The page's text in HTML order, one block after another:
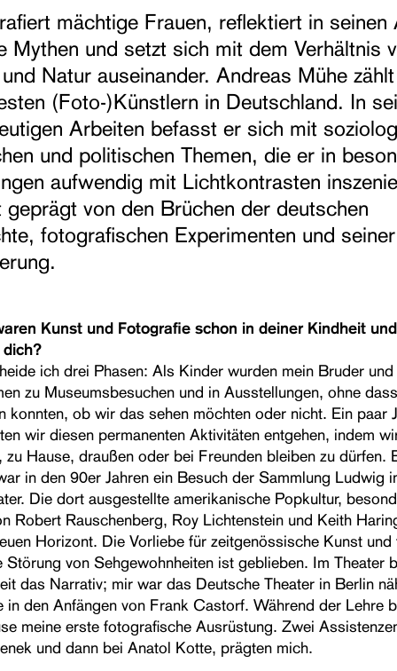
mächtige Frauen, reflektiert in seinen
Mythen und setzt sich mit dem Verhältnis
Natur auseinander. Andreas Mühe
(Foto-)Künstlern in Deutschland. In
Arbeiten befasst er sich mit
und politischen Themen, die er in
aufwendig mit Lichtkontrasten
von den Brüchen der deutschen
fotografischen Experimenten und
aren Kunst und Fotografie schon in deiner Kindheit
ich drei Phasen: Als Kinder wurden mein Bruder
zu Museumsbesuchen und in Ausstellungen, ohne
konnten, ob wir das sehen möchten oder nicht. Ein paar
wir diesen permanenten Aktivitäten entgehen, indem
zu Hause, draußen oder bei Freunden bleiben zu dürfen.
in den 90er Jahren ein Besuch der Sammlung Ludwig
Die dort ausgestellte amerikanische Popkultur,
Robert Rauschenberg, Roy Lichtenstein und Keith
Horizont. Die Vorliebe für zeitgenössische Kunst
Störung von Sehgewohnheiten ist geblieben. Im Theater
das Narrativ; mir war das Deutsche Theater in Berlin
in den Anfängen von Frank Castorf. Während der Lehre
meine erste fotografische Ausrüstung. Zwei
und dann bei Anatol Kotte, prägten mich.